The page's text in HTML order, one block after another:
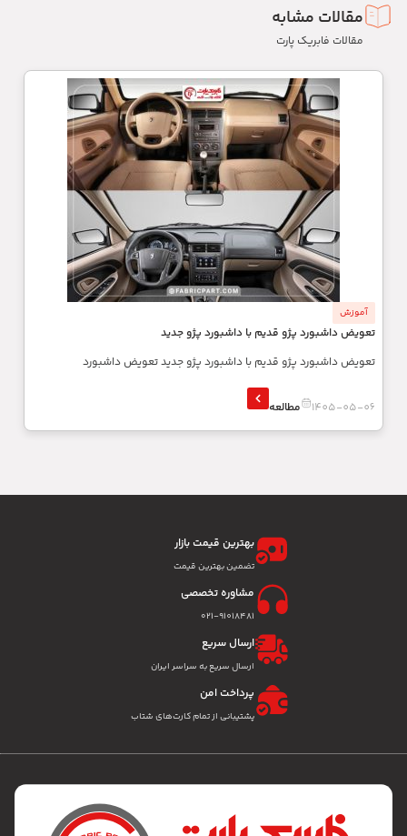
مقالات مشابه
مقالات فابریک پارت
آموزش
تعویض داشبورد پژو قدیم با داشبورد پژو جدید
تعویض داشبورد پژو قدیم با داشبورد پژو جدید تعویض داشبورد
1405-05-06 مطالعه
بهترین قیمت بازار
تضمین بهترین قیمت
مشاوره تخصصی
۰۲۱-91018481
ارسال سریع
ارسال سریع به سراسر ایران
پرداخت امن
پشتیبانی از تمام کارت‌های شتاب